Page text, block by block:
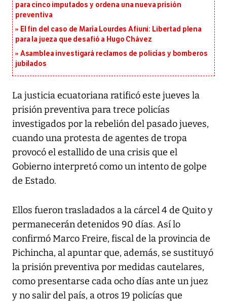
para cinco imputados y ordena una nueva prisión
preventiva
El fin del caso de María Lourdes Afiuni: Libertad plena
para la jueza que desafió a Hugo Chávez
Asamblea investigará reclamos de policías y bomberos
jubilados
La justicia ecuatoriana ratificó este jueves la
prisión preventiva para trece policías
investigados por la rebelión del pasado jueves,
cuando una protesta de agentes de tropa
provocó el estallido de una crisis que el
Gobierno interpretó como un intento de golpe
de Estado.
Ellos fueron trasladados a la cárcel 4 de Quito y
permanecerán detenidos 90 días. Así lo
confirmó Marco Freire, fiscal de la provincia de
Pichincha, al apuntar que, además, se sustituyó
la prisión preventiva por medidas cautelares,
como presentarse cada ocho días ante un juez
y no salir del país, a otros 19 policías que